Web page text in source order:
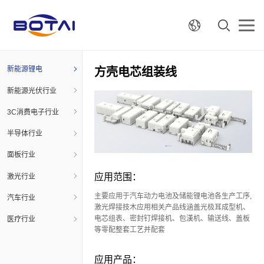
新能源锂电
新能源光伏行业
3C消费电子行业
半导体行业
面板行业
激光行业
汽车行业
医疗行业
方壳电芯组装线
应用范围：
主要应用于汽车动力电池及储能锂电池各生产工序,
激光焊接技木应用相关产品线涵盖光极耳成型机、
电芯组表、密封钉焊接机、包漢机、输送线、盖板
等零配整套工艺并配套
应用产品：